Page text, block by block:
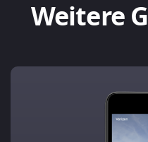
Weitere